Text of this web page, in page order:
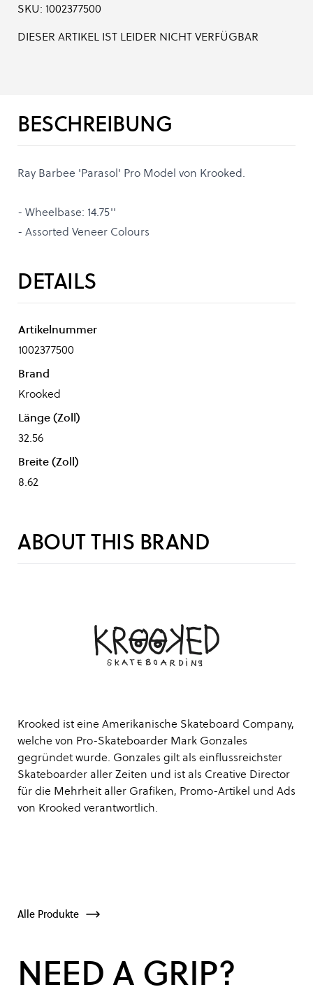
SKU: 1002377500
DIESER ARTIKEL IST LEIDER NICHT VERFÜGBAR
BESCHREIBUNG
Ray Barbee 'Parasol' Pro Model von Krooked.
- Wheelbase: 14.75''
- Assorted Veneer Colours
DETAILS
Artikelnummer
1002377500
Brand
Krooked
Länge (Zoll)
32.56
Breite (Zoll)
8.62
ABOUT THIS BRAND
Krooked ist eine Amerikanische Skateboard Company,
welche von Pro-Skateboarder Mark Gonzales
gegründet wurde. Gonzales gilt als einflussreichster
Skateboarder aller Zeiten und ist als Creative Director
für die Mehrheit aller Grafiken, Promo-Artikel und Ads
von Krooked verantwortlich.
Alle Produkte
NEED A GRIP?